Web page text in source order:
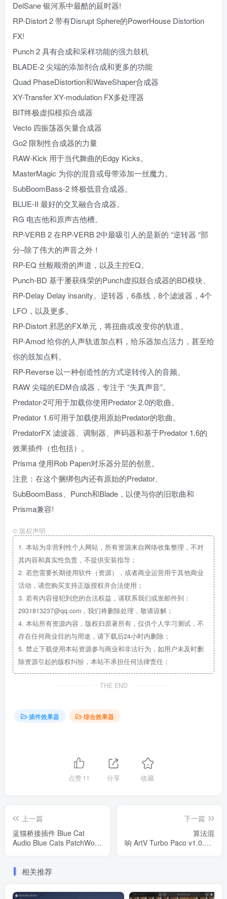
DelSane 银河系中最酷的延时器!
RP-Distort 2 带有Disrupt Sphere的PowerHouse Distortion
FX!
Punch 2 具有合成和采样功能的强力鼓机
BLADE-2 尖端的添加剂合成和更多的功能
Quad PhaseDistortion和WaveShaper合成器
XY-Transfer XY-modulation FX多处理器
BIT终极虚拟模拟合成器
Vecto 四振荡器矢量合成器
Go2 限制性合成器的力量
RAW-Kick 用于当代舞曲的Edgy Kicks。
MasterMagic 为你的混音或母带添加一丝魔力。
SubBoomBass-2 终极低音合成器。
BLUE-II 最好的交叉融合合成器。
RG 电吉他和原声吉他槽。
RP-VERB 2 在RP-VERB 2中最吸引人的是新的 “逆转器 “部
分–除了伟大的声音之外！
RP-EQ 丝般顺滑的声道，以及主控EQ。
Punch-BD 基于屡获殊荣的Punch虚拟鼓合成器的BD模块、
RP-Delay Delay insanity。逆转器，6条线，8个滤波器，4个
LFO，以及更多。
RP-Distort 邪恶的FX单元，将扭曲或改变你的轨道。
RP-Amod 给你的人声轨道加点料，给乐器加点活力，甚至给
你的鼓加点料。
RP-Reverse 以一种创造性的方式逆转传入的音频。
RAW 尖端的EDM合成器，专注于 “失真声音”。
Predator-2可用于加载你使用Predator 2.0的歌曲。
Predator 1.6可用于加载使用原始Predator的歌曲。
PredatorFX 滤波器、调制器、声码器和基于Predator 1.6的
效果插件（也包括）。
Prisma 使用Rob Papen对乐器分层的创意。
注意：在这个捆绑包内还有原始的Predator、
SubBoomBass、Punch和Blade，以便与你的旧歌曲和
Prisma兼容!
© 版权声明
1. 本站为非营利性个人网站，所有资源来自网络收集整理，不对
其内容和真实性负责，不提供安装指导；
2. 若您需要长期使用软件（资源），或者商业运营用于其他商业
活动，请您购买支持正版授权并合法使用；
3. 若有内容侵犯到您的合法权益，请联系我们或发邮件到：
2931813237@qq.com，我们将删除处理，敬请谅解；
4. 本站所有资源内容，版权归原著所有，仅供个人学习测试，不
存在任何商业目的与用途，请下载后24小时内删除；
5. 禁止下载使用本站资源参与商业和非法行为，如用户未及时删
除资源引起的版权纠纷，本站不承担任何法律责任；
THE END
插件效果器 综合效果器
点赞11 分享 收藏
上一篇
蓝猫桥接插件 Blue Cat
Audio Blue Cats PatchWork
下一篇
算法混
响 ArtV Turbo Paco v1.0.1 x64
相关推荐